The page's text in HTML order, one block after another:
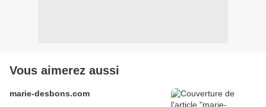
Vous aimerez aussi
marie-desbons.com